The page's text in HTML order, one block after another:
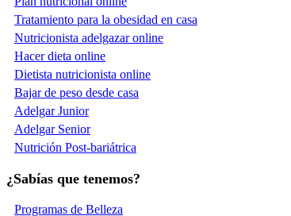
Tratamiento para la obesidad en casa
Nutricionista adelgazar online
Hacer dieta online
Dietista nutricionista online
Bajar de peso desde casa
Adelgar Junior
Adelgar Senior
Nutrición Post-bariátrica
¿Sabías que tenemos?
Programas de Belleza